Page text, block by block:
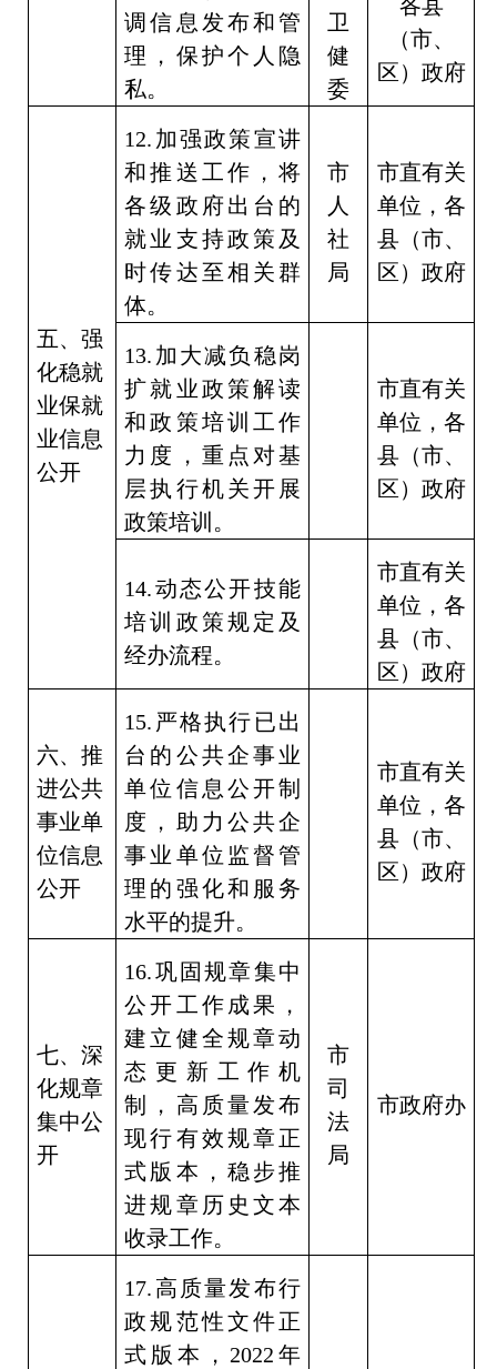
调信息发布和管
理，保护个人隐
私。
卫
健
委
各县
（市、
区）政府
五、强
化稳就
业保就
业信息
公开
12. 加强政策宣讲
和推送工作，将
各级政府出台的
就业支持政策及
时传达至相关群
体。
市
人
社
局
市直有关
单位，各
县（市、
区）政府
13. 加大减负稳岗
扩就业政策解读
和政策培训工作
力度，重点对基
层执行机关开展
政策培训。
市直有关
单位，各
县（市、
区）政府
14.动态公开技能
培训政策规定及
经办流程。
市直有关
单位，各
县（市、
区）政府
六、推
进公共
事业单
位信息
公开
15. 严格执行已出
台的公共企事业
单位信息公开制
度，助力公共企
事业单位监督管
理的强化和服务
水平的提升。
市直有关
单位，各
县（市、
区）政府
七、深
化规章
集中公
开
16.巩固规章集中
公开工作成果，
建立健全规章动
态更新工作机
制，高质量发布
现行有效规章正
式版本，稳步推
进规章历史文本
收录工作。
市
司
法
局
市政府办
17. 高质量发布行
政规范性文件正
式版本， 2022 年